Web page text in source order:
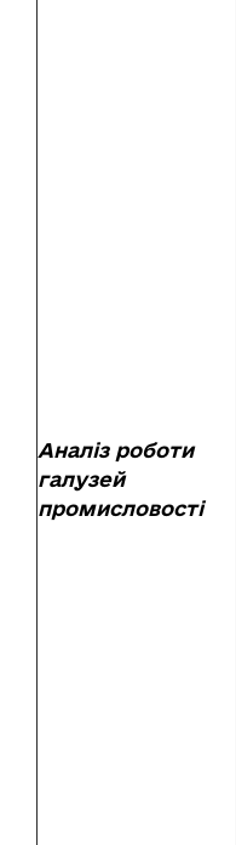
Аналіз роботи
галузей
промисловості